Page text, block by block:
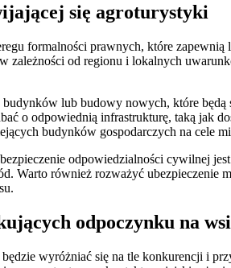
się agroturystyki
formalności prawnych, które
zależności od regionu i lokalnych
lub budowy nowych, które
o odpowiednią infrastrukturę, taką jak
budynków gospodarczych na cele
odpowiedzialności cywilnej
Warto również rozważyć
odpoczynku na wsi
wyróżniać się na tle konkurencji i